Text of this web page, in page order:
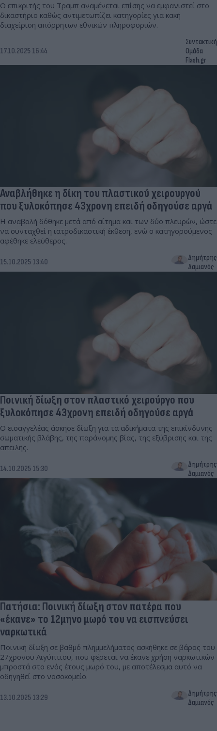
Ο επικριτής του Τραμπ αναμένεται επίσης να εμφανιστεί στο
δικαστήριο καθώς αντιμετωπίζει κατηγορίες για κακή
διαχείριση απόρρητων εθνικών πληροφοριών.
17.10.2025 16:44
Συντακτική
Ομάδα
Flash.gr
Αναβλήθηκε η δίκη του πλαστικού χειρουργού
που ξυλοκόπησε 43χρονη επειδή οδηγούσε αργά
Η αναβολή δόθηκε μετά από αίτημα και των δύο πλευρών, ώστε
να συνταχθεί η ιατροδικαστική έκθεση, ενώ ο κατηγορούμενος
αφέθηκε ελεύθερος.
15.10.2025 13:40
Δημήτρης
Δαμιανός
Ποινική δίωξη στον πλαστικό χειρούργο που
ξυλοκόπησε 43χρονη επειδή οδηγούσε αργά
Ο εισαγγελέας άσκησε δίωξη για τα αδικήματα της επικίνδυνης
σωματικής βλάβης, της παράνομης βίας, της εξύβρισης και της
απειλής.
14.10.2025 15:30
Δημήτρης
Δαμιανός
Πατήσια: Ποινική δίωξη στον πατέρα που
«έκανε» το 12μηνο μωρό του να εισπνεύσει
ναρκωτικά
Ποινική δίωξη σε βαθμό πλημμελήματος ασκήθηκε σε βάρος του
27χρονου Αιγύπτιου, που φέρεται να έκανε χρήση ναρκωτικών
μπροστά στο ενός έτους μωρό του, με αποτέλεσμα αυτό να
οδηγηθεί στο νοσοκομείο.
13.10.2025 13:29
Δημήτρης
Δαμιανός